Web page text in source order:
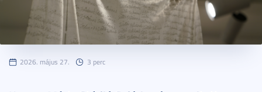
2026. május 27. 3 perc